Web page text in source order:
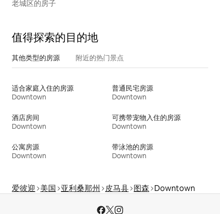
老城区的房子
值得探索的目的地
其他类型的房源 附近的热门景点
适合家庭入住的房源
Downtown
普通民宅房源
Downtown
酒店房间
Downtown
可携带宠物入住的房源
Downtown
公寓房源
Downtown
带泳池的房源
Downtown
爱彼迎 美国 亚利桑那州 皮马县 图森 Downtown